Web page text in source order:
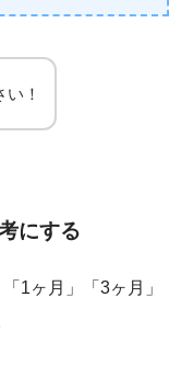
！
にする
1ヶ月」「3ヶ月」